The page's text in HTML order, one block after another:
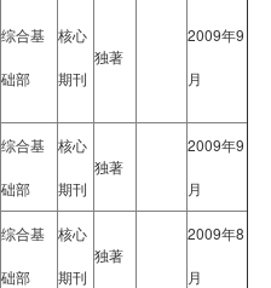
综合基
础部
核心
期刊
独著
2009年9
月
综合基
础部
核心
期刊
独著
2009年9
月
综合基
础部
核心
期刊
独著
2009年8
月